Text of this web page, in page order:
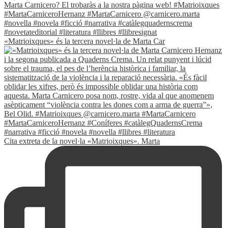
«Matrioixques» és la tercera novel·la de Marta Car
Cita extreta de la novel·la «Matrioixques». Marta